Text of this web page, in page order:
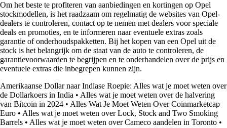
Om het beste te profiteren van aanbiedingen en kortingen op Opel
stockmodellen, is het raadzaam om regelmatig de websites van Opel-
dealers te controleren, contact op te nemen met dealers voor speciale
deals en promoties, en te informeren naar eventuele extras zoals
garantie of onderhoudspakketten. Bij het kopen van een Opel uit de
stock is het belangrijk om de staat van de auto te controleren, de
garantievoorwaarden te begrijpen en te onderhandelen over de prijs en
eventuele extras die inbegrepen kunnen zijn.
Amerikaanse Dollar naar Indiase Roepie: Alles wat je moet weten over
de Dollarkoers in India • Alles wat je moet weten over de halvering
van Bitcoin in 2024 • Alles Wat Je Moet Weten Over Coinmarketcap
Euro • Alles wat je moet weten over Lock, Stock and Two Smoking
Barrels • Alles wat je moet weten over Cameco aandelen in Toronto •